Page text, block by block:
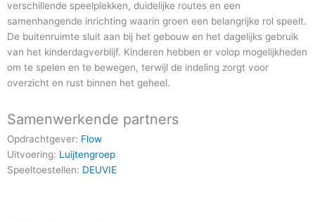
verschillende speelplekken, duidelijke routes en een
samenhangende inrichting waarin groen een belangrijke rol speelt.
De buitenruimte sluit aan bij het gebouw en het dagelijks gebruik
van het kinderdagverblijf. Kinderen hebben er volop mogelijkheden
om te spelen en te bewegen, terwijl de indeling zorgt voor
overzicht en rust binnen het geheel.
Samenwerkende partners
Opdrachtgever: Flow
Uitvoering: Luijtengroep
Speeltoestellen: DEUVIE